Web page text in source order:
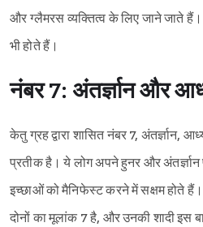
और ग्लैमरस व्यक्तित्व के लिए जाने जाते
भी होते हैं।
नंबर 7: अंतर्ज्ञान और
केतु ग्रह द्वारा शासित नंबर 7, अंतर्ज्ञान,
प्रतीक है। ये लोग अपने हुनर और
इच्छाओं को मैनिफेस्ट करने में सक्षम होते
दोनों का मूलांक 7 है, और उनकी शादी इस